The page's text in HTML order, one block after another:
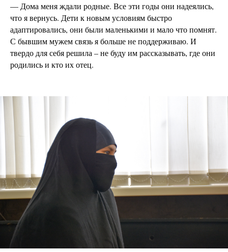
— Дома меня ждали родные. Все эти годы они надеялись,
что я вернусь. Дети к новым условиям быстро
адаптировались, они были маленькими и мало что помнят.
С бывшим мужем связь я больше не поддерживаю. И
твердо для себя решила – не буду им рассказывать, где они
родились и кто их отец.